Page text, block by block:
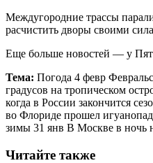
Междугородние трассы
расчистить дворы своими
Еще больше новостей — у
Тема: Погода 4 февр
градусов на тропическом
когда в России закончится
во Флориде прошел
зимы 31 янв В Москве в ночь
Читайте также